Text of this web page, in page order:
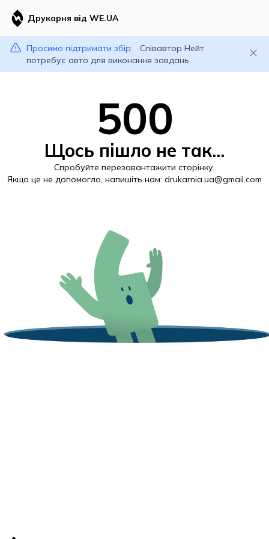
Друкарня від WE.UA
Просимо підтримати збір:
Співавтор Нейт
потребує авто для виконання завдань
500
Щось пішло не так...
Спробуйте перезавантажити сторінку.
Якщо це не допомогло, напишіть нам: drukarnia.ua@gmail.com